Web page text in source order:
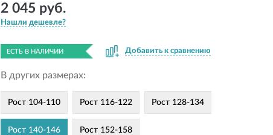
2 045 руб.
Нашли дешевле?
ЕСТЬ В НАЛИЧИИ Добавить к сравнению
В других размерах:
Рост 104-110 Рост 116-122 Рост 128-134
Рост 140-146 Рост 152-158